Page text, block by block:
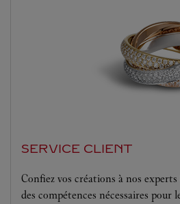
SERVICE CLIENT
Confiez vos créations à nos
des compétences nécessaires pour